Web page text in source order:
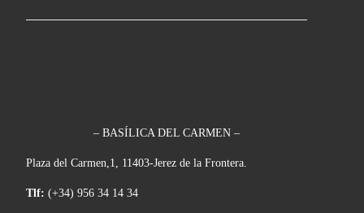
– BASÍLICA DEL CARMEN –
Plaza del Carmen,1, 11403-Jerez de la Frontera.
Tlf: (+34) 956 34 14 34